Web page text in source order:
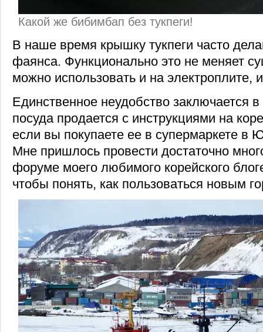
Какой же бибимбап без тукпеги!
В наше время крышку тукпеги часто
фаянса. Функционально это не меняет
можно использовать и на электроплите,
Единственное неудобство заключается
посуда продается с инструкциями на
если вы покупаете ее в супермаркете в
Мне пришлось провести достаточно
форуме моего любимого корейского
чтобы понять, как пользоваться новым